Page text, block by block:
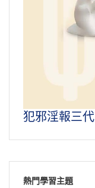
犯邪淫報三代
熱門學習主題